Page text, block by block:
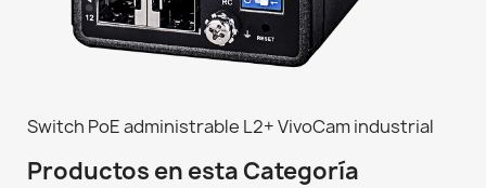
Switch PoE administrable L2+ VivoCam industrial
Productos en esta Categoría